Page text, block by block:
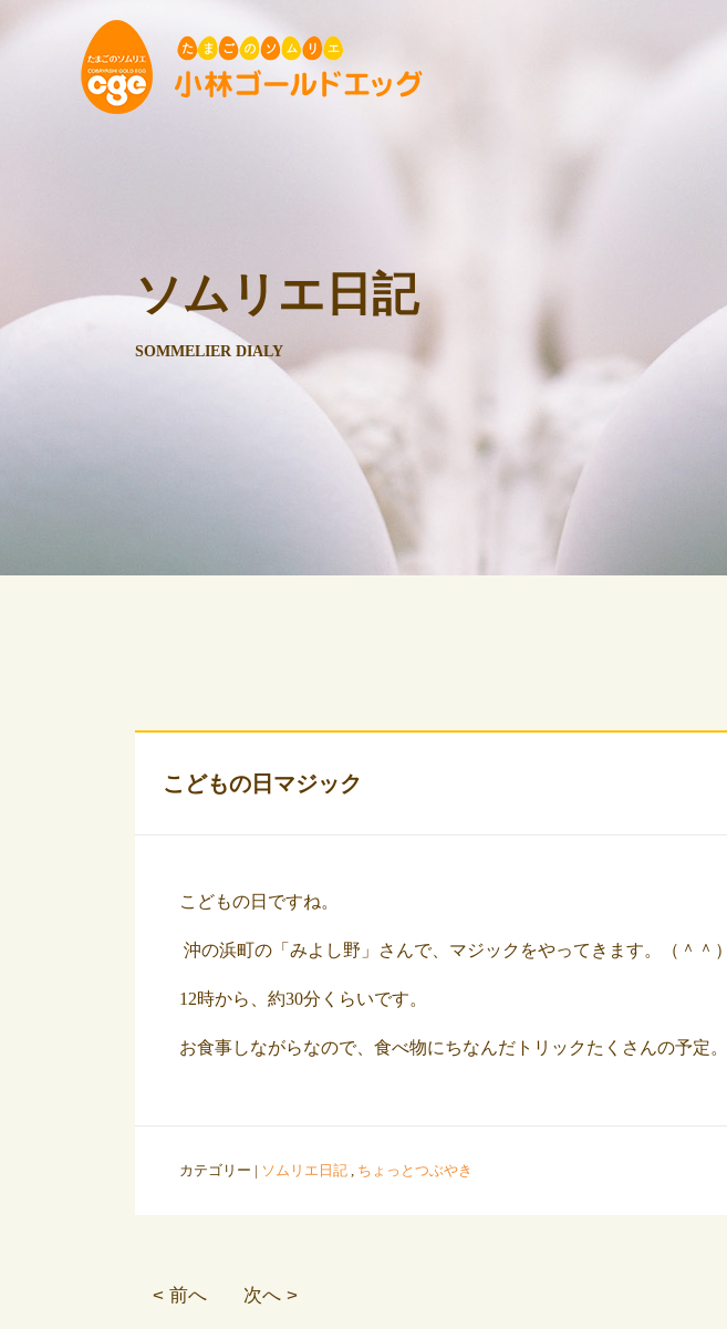
ソムリエ日記
SOMMELIER DIALY
こどもの日マジック
こどもの日ですね。
沖の浜町の「みよし野」さんで、マジックをやってきます。（＾＾）
12時から、約30分くらいです。
お食事しながらなので、食べ物にちなんだトリックたくさんの予定。
カテゴリー | ソムリエ日記 , ちょっとつぶやき
< 前へ 次へ >